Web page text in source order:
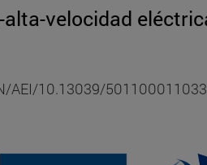
velocidad
AEI/10.13039/